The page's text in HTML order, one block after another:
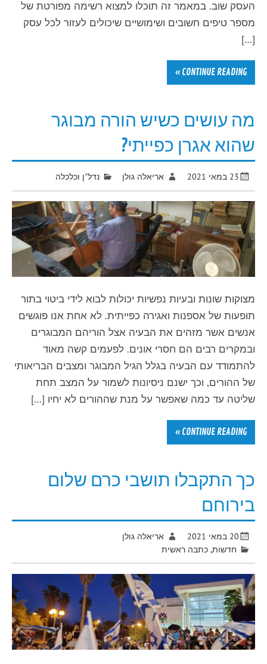
העסק שוב. במאמר זה תוכלו למצוא רשימה מפורטת של
מספר טיפים חשובים ושימושיים שיכולים לעזור לכל עסק
[…]
CONTINUE READING »
מה עושים כשיש הורה מבוגר
שהוא אגרן כפייתי?
23 במאי 2021 אריאלה גולן נדל"ן וכלכלה
מצוקות שונות ובעיות נפשיות יכולות לבוא לידי ביטוי בתור
תופעות של אספנות ואגירה כפייתית. לא אחת אנו פוגשים
אנשים אשר מזהים את הבעיה אצל הוריהם המבוגרים
ובמקרים רבים הם חסרי אונים. לפעמים קשה מאוד
להתמודד עם הבעיה בגלל הגיל המבוגר ומצבים הבריאותי
של ההורים, וכך ישנם ניסיונות לשמור על המצב תחת
שליטה עד כמה שאפשר על מנת שההורים לא יחיו […]
CONTINUE READING »
כך התקבלו תושבי כרם שלום
בירוחם
20 במאי 2021
אריאלה גולן
חדשות,כתבה ראשית